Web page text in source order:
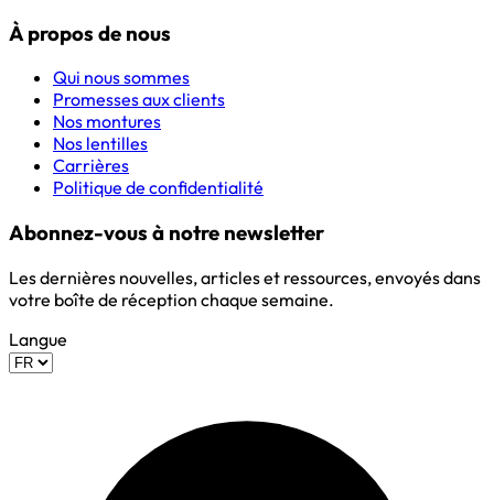
À propos de nous
Qui nous sommes
Promesses aux clients
Nos montures
Nos lentilles
Carrières
Politique de confidentialité
Abonnez-vous à notre newsletter
Les dernières nouvelles, articles et ressources, envoyés dans
votre boîte de réception chaque semaine.
Langue